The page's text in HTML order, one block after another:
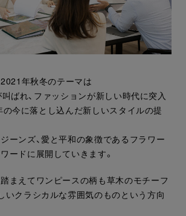
年秋冬のテーマは
叫ばれ、ファッションが新しい時代に突入
の今に落とし込んだ新しいスタイルの提
ーンズ、愛と平和の象徴であるフラワー
ードに展開していきます。
まえてワンピースの柄も草木のモチーフ
いクラシカルな雰囲気のものという方向